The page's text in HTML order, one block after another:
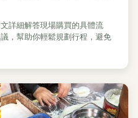
詳細解答現場購買的具體流
，幫助你輕鬆規劃行程，避免